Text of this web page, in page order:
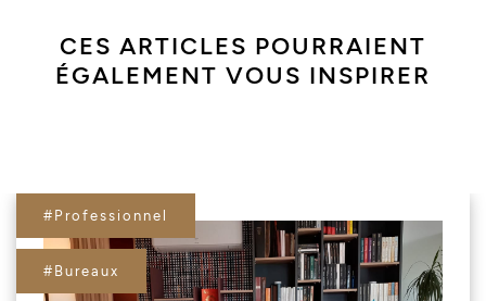
CES ARTICLES POURRAIENT
ÉGALEMENT VOUS INSPIRER
#Professionnel
#Bureaux